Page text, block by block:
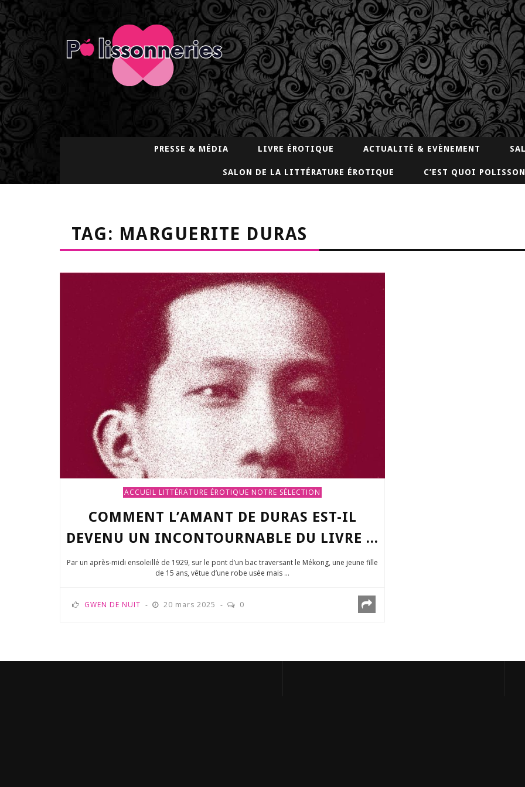
PRESSE & MÉDIA LIVRE ÉROTIQUE ACTUALITÉ & EVÈNEMENT
SALON DE LA LITTÉRATURE ÉROTIQUE C’EST QUOI
TAG: MARGUERITE DURAS
ACCUEIL LITTÉRATURE ÉROTIQUE NOTRE SÉLECTION
COMMENT L’AMANT DE DURAS EST-IL
DEVENU UN INCONTOURNABLE DU LIVRE ...
Par un après-midi ensoleillé de 1929, sur le pont d’un bac traversant le Mékong, une jeune fille
de 15 ans, vêtue d’une robe usée mais ...
GWEN DE NUIT 20 mars 2025 0